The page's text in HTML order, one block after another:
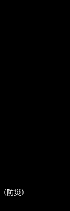
防災）